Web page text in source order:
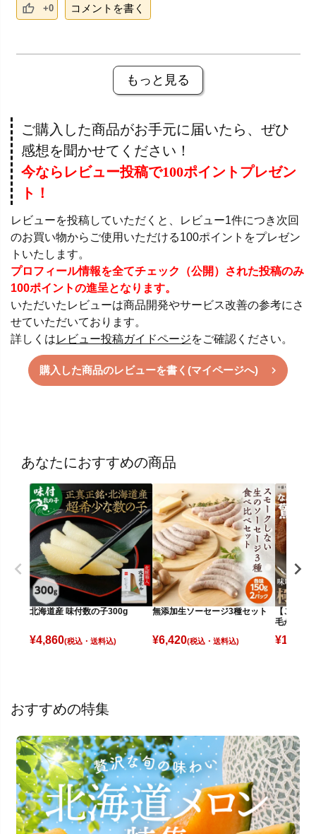
+0 コメントを書く
もっと見る
ご購入した商品がお手元に届いたら、ぜひ
感想を聞かせてください！
今ならレビュー投稿で100ポイントプレゼン
ト！
レビューを投稿していただくと、レビュー1件につき次回
のお買い物からご使用いただける100ポイントをプレゼン
トいたします。
プロフィール情報を全てチェック（公開）された投稿のみ
100ポイントの進呈となります。
いただいたレビューは商品開発やサービス改善の参考にさ
せていただいております。
詳しくはレビュー投稿ガイドページをご確認ください。
購入した商品のレビューを書く(マイページへ)
あなたにおすすめの商品
北海道産 味付数の子300g
¥4,860(税込)
無添加生ソーセージ3種セット
¥6,420(税込)
【ご贈
毛がに(
¥11,480
おすすめの特集